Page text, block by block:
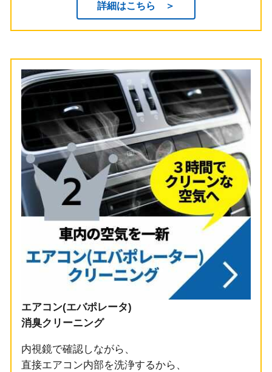
詳細はこちら ＞
エアコン(エバポレータ)
消臭クリーニング
内視鏡で確認しながら、
直接エアコン内部を洗浄するから、